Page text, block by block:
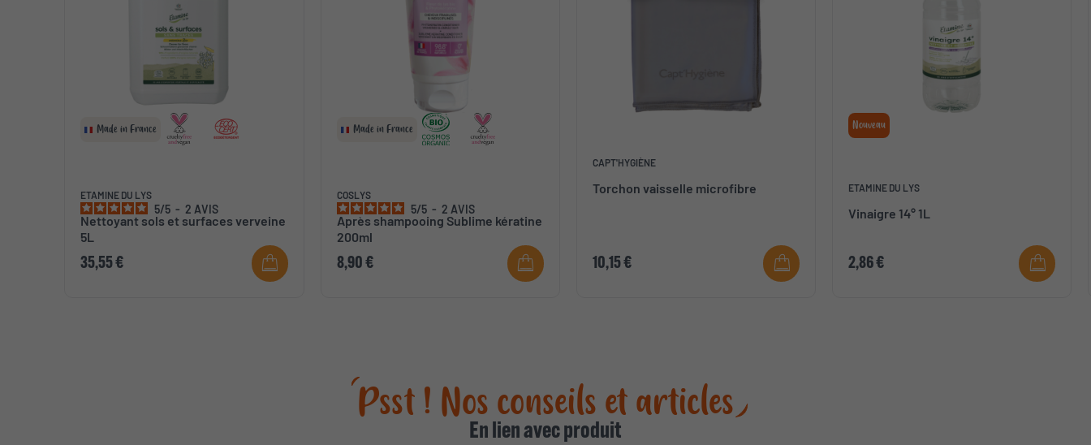
Made in France
ETAMINE DU LYS
5/5 - 2 AVIS
Nettoyant sols et surfaces verveine
5L
35,55 €
Made in France
COSLYS
5/5 - 2 AVIS
Après shampooing Sublime kératine
200ml
8,90 €
CAPT'HYGIÈNE
Torchon vaisselle microfibre
10,15 €
Nouveau
ETAMINE DU LYS
Vinaigre 14° 1L
2,86 €
Psst ! Nos conseils et articles
En lien avec produit